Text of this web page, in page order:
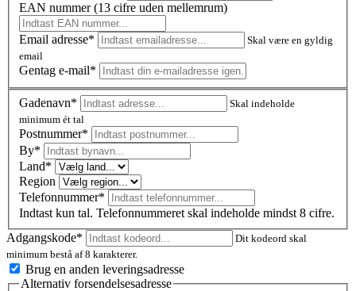
EAN nummer (13 cifre uden mellemrum)
Email adresse*
Skal være en gyldig
email
Gentag e-mail*
Gadenavn*
Skal indeholde
minimum ét tal
Postnummer*
By*
Land*
Region
Telefonnummer*
Indtast kun tal. Telefonnummeret skal indeholde mindst 8 cifre.
Adgangskode*
Dit kodeord skal
minimum bestå af 8 karakterer.
Brug en anden leveringsadresse
Alternativ forsendelsesadresse